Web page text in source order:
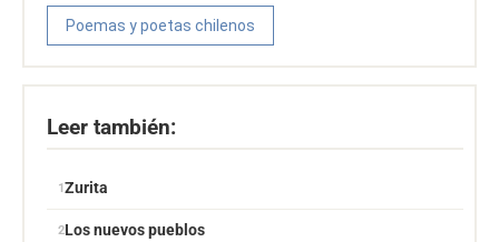
Poemas y poetas chilenos
Leer también:
Zurita
Los nuevos pueblos